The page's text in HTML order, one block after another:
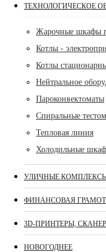
ТЕХНОЛОГИЧЕСКОЕ
Жарочные шкафы
Котлы -
Котлы
Нейтральное
Пароконвектоматы
Спиральные
Тепловая линия
Холодильные
УЛИЧНЫЕ
ФИНАНСОВАЯ
3D-ПРИНТЕРЫ,
НОВОГОДНЕЕ